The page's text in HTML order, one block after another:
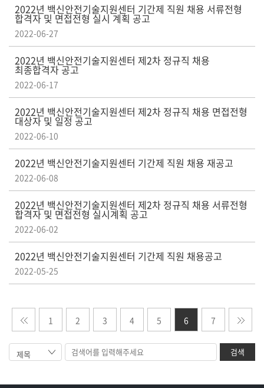
2022년 백신안전기술지원센터 기간제 직원 채용 서류전형
합격자 및 면접전형 실시 계획 공고
2022-06-27
2022년 백신안전기술지원센터 제2차 정규직 채용
최종합격자 공고
2022-06-17
2022년 백신안전기술지원센터 제2차 정규직 채용 면접전형
대상자 및 일정 공고
2022-06-10
2022년 백신안전기술지원센터 기간제 직원 채용 재공고
2022-06-08
2022년 백신안전기술지원센터 제2차 정규직 채용 서류전형
합격자 및 면접전형 실시계획 공고
2022-06-02
2022년 백신안전기술지원센터 기간제 직원 채용공고
2022-05-25
1 2 3 4 5 6 7
검색